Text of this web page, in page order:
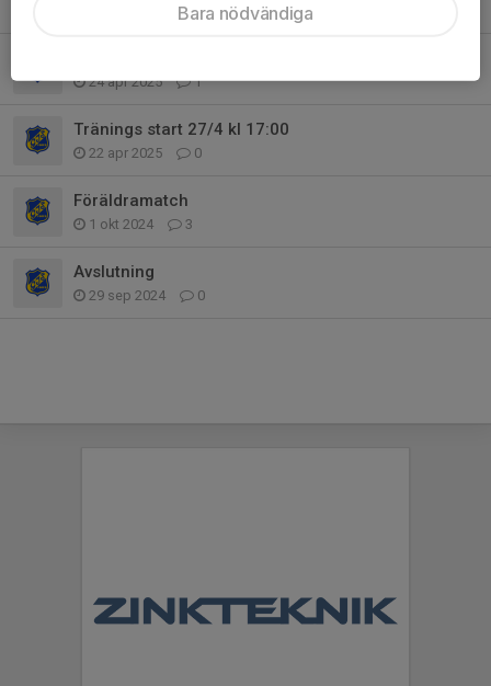
0
24 apr 2025 1
Tränings start 27/4 kl 17:00
22 apr 2025 0
Föräldramatch
1 okt 2024 3
Avslutning
29 sep 2024 0
Bara nödvändiga